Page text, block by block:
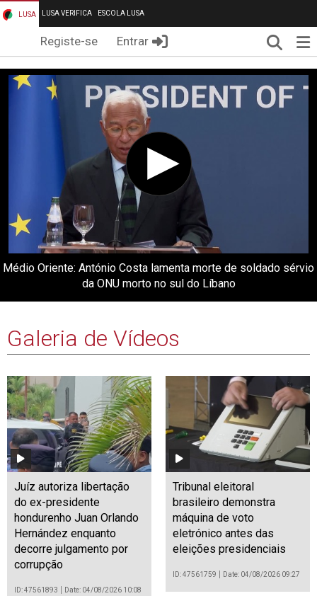
LUSA LUSA VERIFICA ESCOLA LUSA
Registe-se Entrar
Médio Oriente: António Costa lamenta morte de soldado sérvio
da ONU morto no sul do Líbano
Galeria de Vídeos
Juíz autoriza libertação
do ex-presidente
hondurenho Juan Orlando
Hernández enquanto
decorre julgamento por
corrupção
ID: 47561893 Date: 04/08/2026 10:08
Tribunal eleitoral
brasileiro demonstra
máquina de voto
eletrónico antes das
eleições presidenciais
ID: 47561759 Date: 04/08/2026 09:27